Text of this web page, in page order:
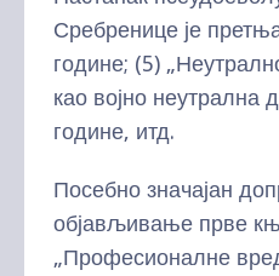
Сребренице је
године; (5)
као војно неутрална
године, итд.
Посебно значајан
објављивање прве
„Професионалне